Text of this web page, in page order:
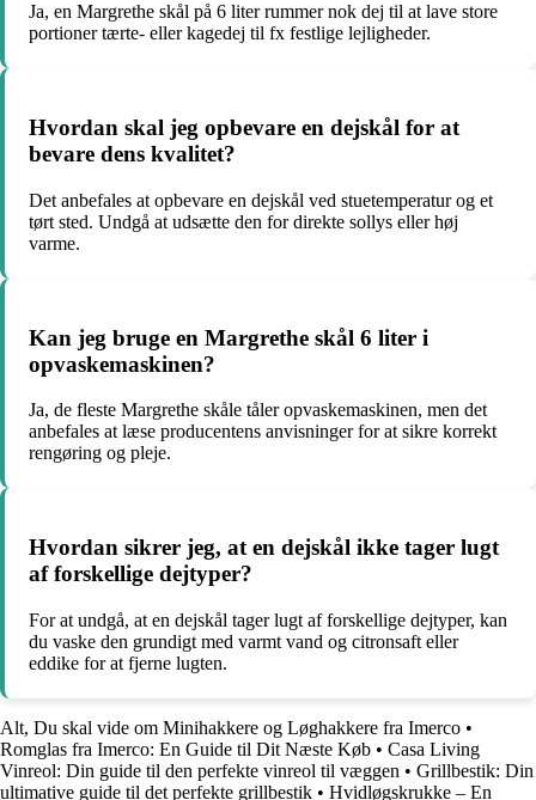
Ja, en Margrethe skål på 6 liter rummer nok dej til at lave store
portioner tærte- eller kagedej til fx festlige lejligheder.
Hvordan skal jeg opbevare en dejskål for at
bevare dens kvalitet?
Det anbefales at opbevare en dejskål ved stuetemperatur og et
tørt sted. Undgå at udsætte den for direkte sollys eller høj
varme.
Kan jeg bruge en Margrethe skål 6 liter i
opvaskemaskinen?
Ja, de fleste Margrethe skåle tåler opvaskemaskinen, men det
anbefales at læse producentens anvisninger for at sikre korrekt
rengøring og pleje.
Hvordan sikrer jeg, at en dejskål ikke tager lugt
af forskellige dejtyper?
For at undgå, at en dejskål tager lugt af forskellige dejtyper, kan
du vaske den grundigt med varmt vand og citronsaft eller
eddike for at fjerne lugten.
Alt, Du skal vide om Minihakkere og Løghakkere fra Imerco •
Romglas fra Imerco: En Guide til Dit Næste Køb • Casa Living
Vinreol: Din guide til den perfekte vinreol til væggen • Grillbestik: Din
ultimative guide til det perfekte grillbestik • Hvidløgskrukke – En